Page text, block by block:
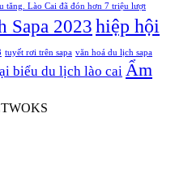
tăng. Lào Cai đã đón hơn 7 triệu lượt
Sapa 2023 hiệp hội
tuyết rơi trên sapa văn hoá du lịch sapa
biểu du lịch lào cai Ẩm